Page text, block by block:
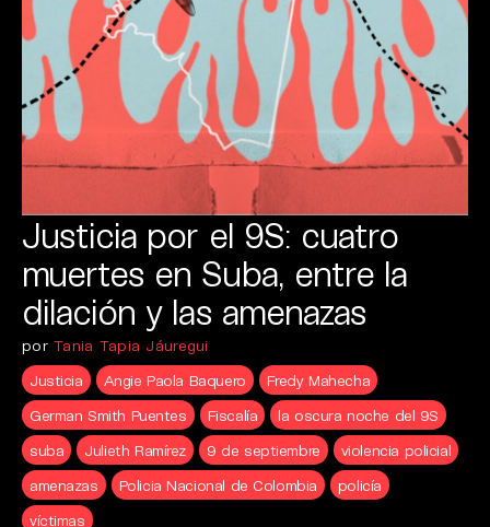
Justicia por el 9S: cuatro
muertes en Suba, entre la
dilación y las amenazas
porTania Tapia Jáuregui
Justicia
Angie Paola Baquero
Fredy Mahecha
German Smith Puentes
Fiscalía
la oscura noche del 9S
suba
Julieth Ramírez 9 de septiembre
violencia policial
amenazas
Policia Nacional de Colombia
policía
víctimas